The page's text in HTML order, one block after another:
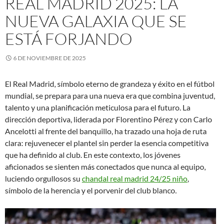
NUEVA GALAXIA QUE SE
ESTÁ FORJANDO
6 DE NOVIEMBRE DE 2025
El Real Madrid, símbolo eterno de grandeza y éxito en el fútbol
mundial, se prepara para una nueva era que combina juventud,
talento y una planificación meticulosa para el futuro. La
dirección deportiva, liderada por Florentino Pérez y con Carlo
Ancelotti al frente del banquillo, ha trazado una hoja de ruta
clara: rejuvenecer el plantel sin perder la esencia competitiva
que ha definido al club. En este contexto, los jóvenes
aficionados se sienten más conectados que nunca al equipo,
luciendo orgullosos su chandal real madrid 24/25 niño,
símbolo de la herencia y el porvenir del club blanco.